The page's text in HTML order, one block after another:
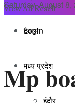
Saturday, August 8,
Login
देवास
मध्य प्रदेश
इंदौर
View All Result
Mp